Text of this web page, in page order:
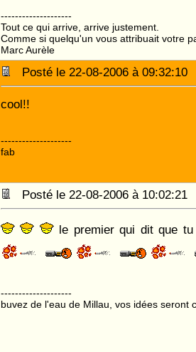
--------------------
Tout ce qui arrive, arrive justement.
Comme si quelqu'un vous attribuait votre
Marc Aurèle
Posté le 22-08-2006 à
cool!!
--------------------
fab
Posté le 22-08-2006 à
le premier qui dit que
--------------------
buvez de l'eau de Millau, vos idées seront